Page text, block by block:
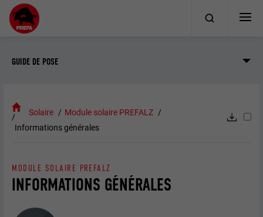
GUIDE DE POSE
Solaire
Module solaire PREFALZ
Informations générales
INFORMATIONS GÉNÉRALES
MODULE SOLAIRE PREFALZ